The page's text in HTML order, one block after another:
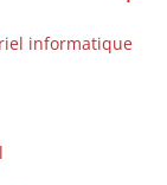
informatique